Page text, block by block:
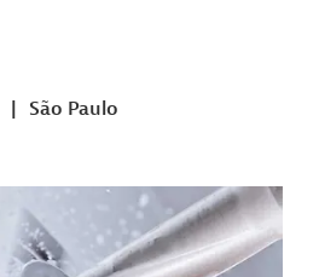
São Paulo